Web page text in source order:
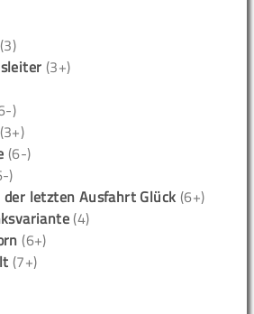
(3)
(3+)
)
(3+)
(6-)
)
letzten Ausfahrt Glück (6+)
(4)
(6+)
(7+)